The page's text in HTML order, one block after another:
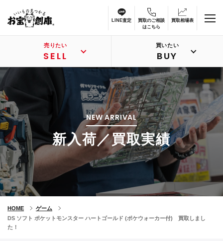
LINE査定
買取のご相談
はこちら
買取相場表
売りたい
SELL
買いたい
BUY
NEW ARRIVAL
新入荷／買取実績
HOME
ゲーム
DS ソフト ポケットモンスター ハートゴールド (ポケウォーカー付) 買取しまし
た！